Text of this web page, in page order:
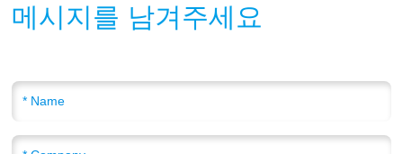
메시지를 남겨주세요